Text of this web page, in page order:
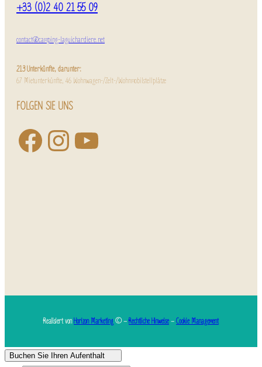
+33 (0)2 40 21 55 09
contact@camping-laguichardiere.net
213 Unterkünfte, darunter:
67 Mietunterkünfte, 46 Wohnwagen-/Zelt-/Wohnmobilstellplätze
FOLGEN SIE UNS
Realisiert vonHorizon Marketing© –Rechtliche Hinweise–Cookie Management
Buchen Sie Ihren Aufenthalt